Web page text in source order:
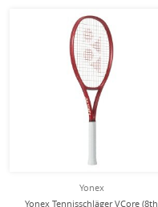
Yonex
Yonex Tennisschläger VCore (8th